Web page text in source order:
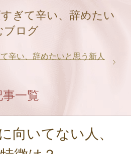
ぎて辛い、辞めたい
ブログ
辛い、辞めたいと思う新人
一覧
向いてない人、